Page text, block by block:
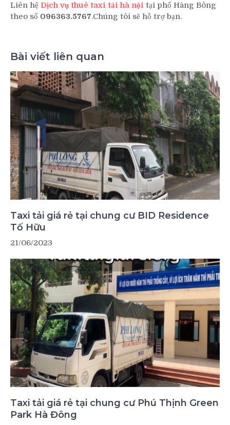
Liên hệ Dịch vụ thuê taxi tải hà nội tại phố Hàng Bông
theo số 096363.5767.Chúng tôi sẽ hỗ trợ bạn.
Bài viết liên quan
Taxi tải giá rẻ tại chung cư BID Residence
Tố Hữu
21/06/2023
Taxi tải giá rẻ tại chung cư Phú Thịnh Green
Park Hà Đông